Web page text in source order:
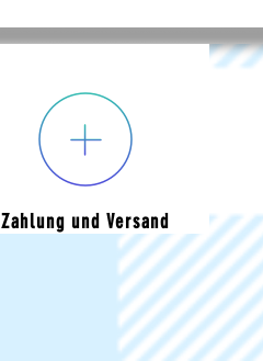
Zahlung und Versand